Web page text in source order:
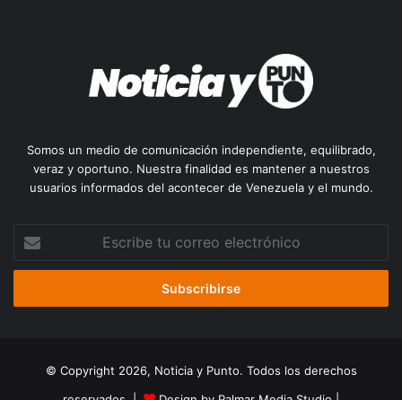
Somos un medio de comunicación independiente, equilibrado,
veraz y oportuno. Nuestra finalidad es mantener a nuestros
usuarios informados del acontecer de Venezuela y el mundo.
correo
© Copyright 2026, Noticia y Punto. Todos los derechos